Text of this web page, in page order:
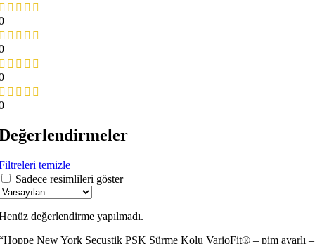
temizle
Sadece resimlileri göster
değerlendirme yapılmadı.
New York Secustik PSK Sürme Kolu VarioFit® – pim ayarlı –